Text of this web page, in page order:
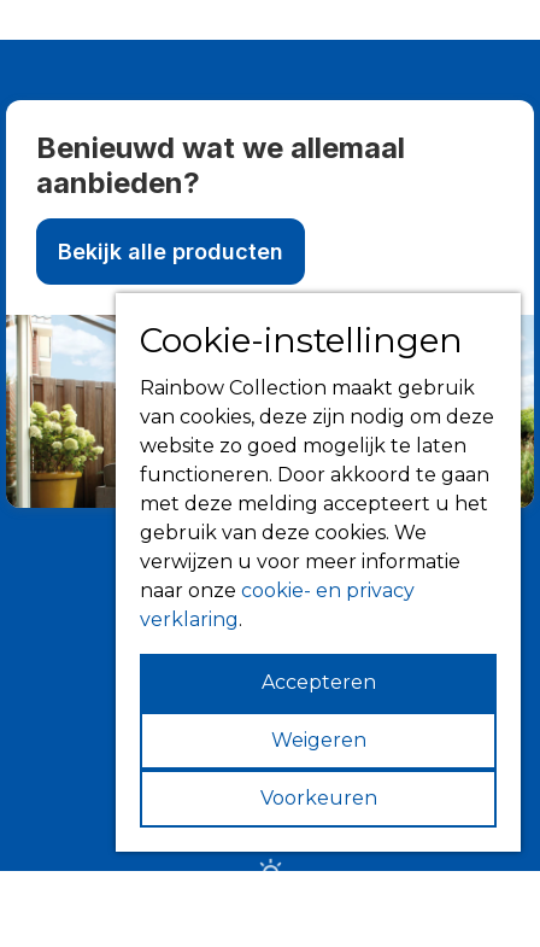
Benieuwd wat we allemaal
aanbieden?
Bekijk alle producten
Informatie
Over ons
Tips
Verkooppunten
Cookie-instellingen
Rainbow Collection maakt gebruik
van cookies, deze zijn nodig om deze
website zo goed mogelijk te laten
functioneren. Door akkoord te gaan
met deze melding accepteert u het
gebruik van deze cookies. We
verwijzen u voor meer informatie
naar onze cookie- en privacy
verklaring.
Accepteren
Weigeren
Voorkeuren